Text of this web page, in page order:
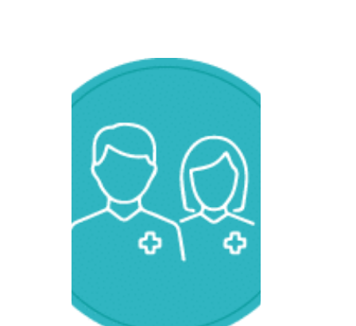
reconnus
Notre équipe est
composée de
docteurs,
chirurgiens diplômés
dans leur secteur de
compétence. La
Clinique Duquesne
travaille uniquement
leur domaine.